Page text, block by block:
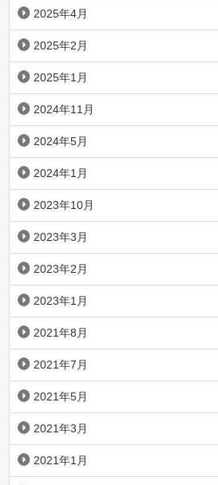
2025年4月
2025年2月
2025年1月
2024年11月
2024年5月
2024年1月
2023年10月
2023年3月
2023年2月
2023年1月
2021年8月
2021年7月
2021年5月
2021年3月
2021年1月